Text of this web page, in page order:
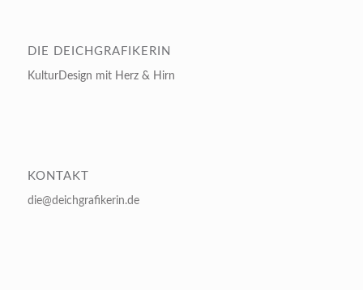
DIE DEICHGRAFIKERIN
KulturDesign mit Herz & Hirn
KONTAKT
die@deichgrafikerin.de